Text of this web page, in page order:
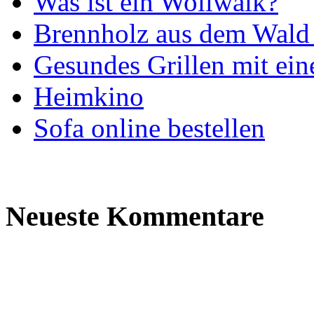
Brennholz aus dem
Gesundes Grillen mit
Heimkino
Sofa online bestellen
Neueste Kommentare